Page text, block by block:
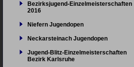
Bezirksjugend-Einzelmeisterschaften
2016
Niefern Jugendopen
Neckarsteinach Jugendopen
Jugend-Blitz-Einzelmeisterschaften
Bezirk Karlsruhe